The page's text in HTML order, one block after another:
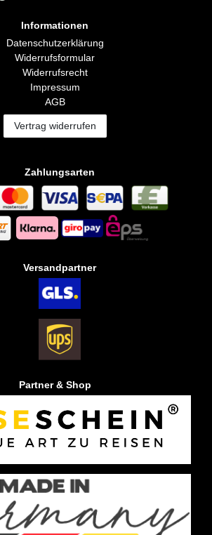
Informationen
Daten­schutz­erklärung
Widerrufs­formular
Widerrufs­recht
Impressum
AGB
Vertrag widerrufen
Zahlungsarten
Versandpartner
Partner & Shop